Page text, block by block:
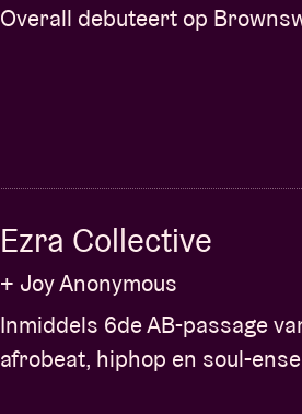
Overall debuteert op
Ezra Collective
+ Joy Anonymous
Inmiddels 6de AB-passage
afrobeat, hiphop en soul-